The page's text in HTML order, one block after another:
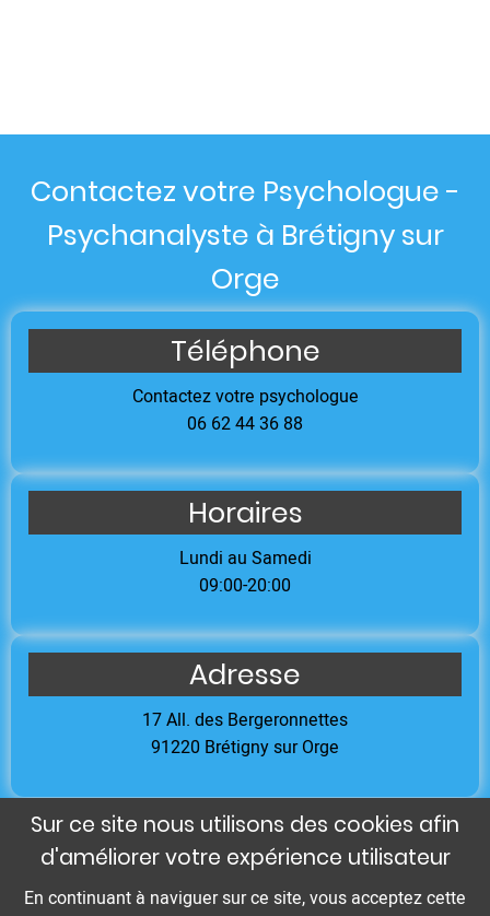
Contactez votre Psychologue -
Psychanalyste à Brétigny sur
Orge
Téléphone
Contactez votre psychologue
06 62 44 36 88
Horaires
Lundi au Samedi
09:00-20:00
Adresse
17 All. des Bergeronnettes
91220 Brétigny sur Orge
Mentions légales
Honoraires- Le site psychologue - psychanalyste a été
Sur ce site nous utilisons des cookies afin
d'améliorer votre expérience utilisateur
En continuant à naviguer sur ce site, vous acceptez cette